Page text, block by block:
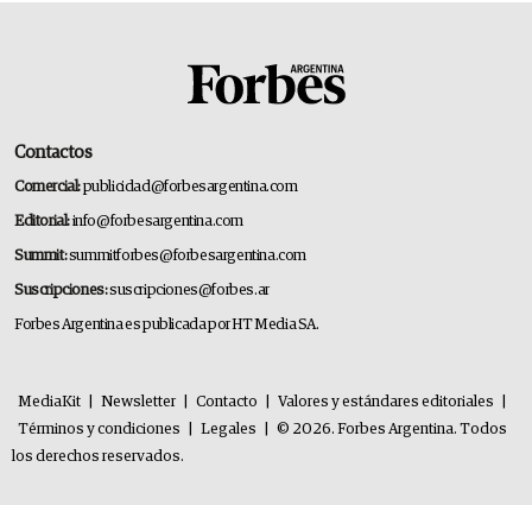
Contactos
Comercial:publicidad@forbesargentina.com
Editorial:info@forbesargentina.com
Summit:summitforbes@forbesargentina.com
Suscripciones:suscripciones@forbes.ar
Forbes Argentina es publicada por HT Media SA.
MediaKit Newsletter Contacto Valores y estándares editoriales
Términos y condiciones
Legales
© 2026. Forbes Argentina. Todos
los derechos reservados.